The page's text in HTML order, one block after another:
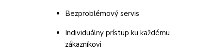
Bezproblémový servis
Individuálny prístup ku každému
zákazníkovi